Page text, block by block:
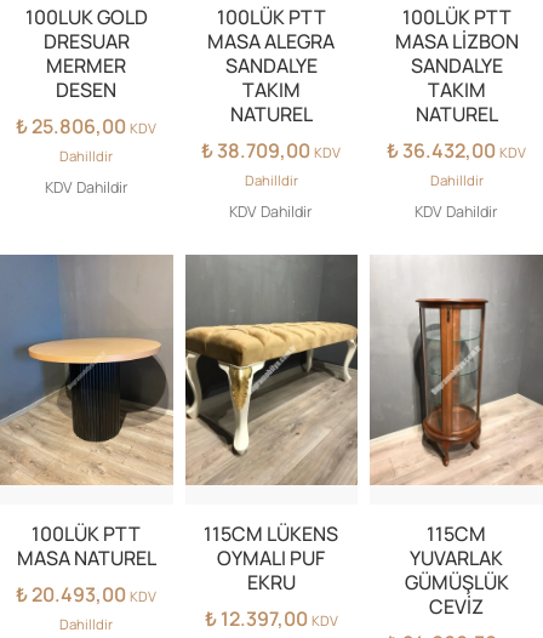
100LUK GOLD
DRESUAR
MERMER
DESEN
₺25.806,00 KDV
Dahilldir
KDV Dahildir
100LÜK PTT
MASA ALEGRA
SANDALYE
TAKIM
NATUREL
₺38.709,00 KDV
Dahilldir
KDV Dahildir
100LÜK PTT
MASA LİZBON
SANDALYE
TAKIM
NATUREL
₺36.432,00 KDV
Dahilldir
KDV Dahildir
100LÜK PTT
MASA NATUREL
₺20.493,00 KDV
Dahilldir
115CM LÜKENS
OYMALI PUF
EKRU
₺12.397,00 KDV
115CM
YUVARLAK
GÜMÜŞLÜK
CEVİZ